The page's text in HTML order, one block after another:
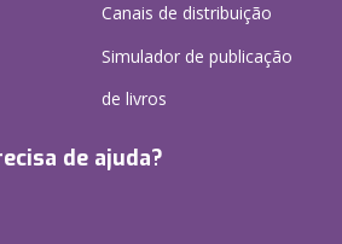
Canais de distribuição
Simulador de publicação
de livros
de ajuda?